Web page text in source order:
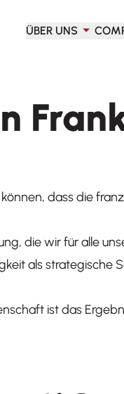
ÜBER UNS
dass die
die wir für alle
als strategische
ist das